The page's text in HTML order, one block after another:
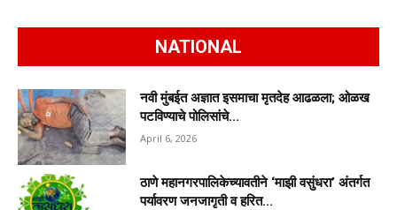
NATIONAL
नवी मुंबईत अज्ञात इसमाचा मृतदेह आढळला; ओळख
पटविण्याचे पोलिसांचे...
April 6, 2026
ठाणे महानगरपालिकेच्यावतीने ‘माझी वसुंधरा’ अंतर्गत
पर्यावरण जनजागृती व हरित...